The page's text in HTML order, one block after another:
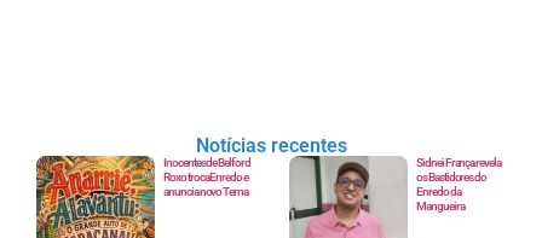
Notícias recentes
Inocentes de Belford
Roxo troca Enredo e
anuncia novo Tema
Sidnei França revela
os Bastidores do
Enredo da
Mangueira